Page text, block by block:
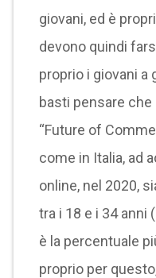
giovani, ed è
devono quindi
proprio i giovani a
basti pensare
“Future of
come in Italia, ad
online, nel 2020,
tra i 18 e i 34 anni
è la percentuale
proprio per